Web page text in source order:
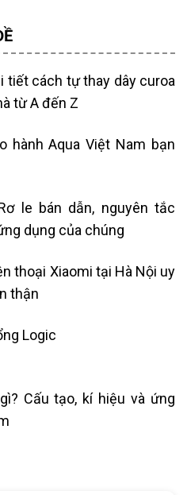
tiết cách tự thay dây curoa
từ A đến Z
hành Aqua Việt Nam bạn
le bán dẫn, nguyên tắc
dụng của chúng
thoại Xiaomi tại Hà Nội uy
thận
Logic
Cấu tạo, kí hiệu và ứng